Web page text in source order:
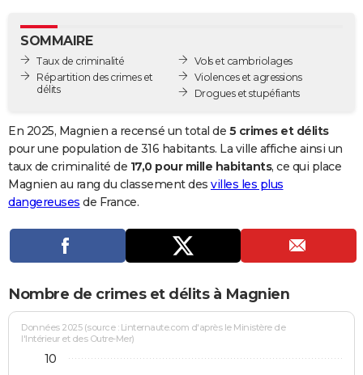
GUIDES D'ACHAT
BONS PLANS
Carte de Noël
Carte Bonne année
Carte Saint-Valentin
Carte Pâques
Carte d'anniversaire
DICTIONNAIRE
Dictionnaire
Biographies
Citations
Expressions
Proverbes
PROGRAMME TV
Se connecter
Entreprises
Service militaire
Avis de recherche
AVIS DE DÉCÈS
Bricolage
Lifestyle
Culture
Sport
Auto
Television
Voyage
Cinema
SOMMAIRE
Taux de criminalité
Répartition des crimes et
délits
Vols et cambriolages
Violences et agressions
Drogues et stupéfiants
En 2025, Magnien a recensé un total de 5 crimes et délits
pour une population de 316 habitants. La ville affiche ainsi un
taux de criminalité de 17,0 pour mille habitants, ce qui place
Magnien au rang du classement des villes les plus
dangereuses de France.
Nombre de crimes et délits à Magnien
Données 2025 (source : Linternaute.com d'après le Ministère de
l'Intérieur et des Outre-Mer)
10